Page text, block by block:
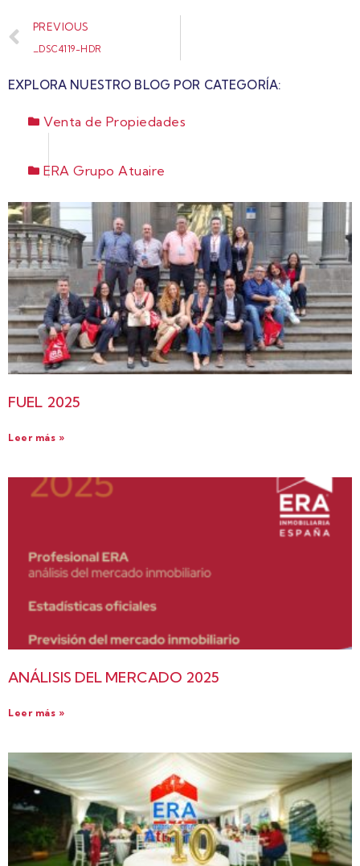
PREVIOUS
_DSC4119-HDR
EXPLORA NUESTRO BLOG POR CATEGORÍA:
Venta de Propiedades
ERA Grupo Atuaire
FUEL 2025
Leer más »
ANÁLISIS DEL MERCADO 2025
Leer más »